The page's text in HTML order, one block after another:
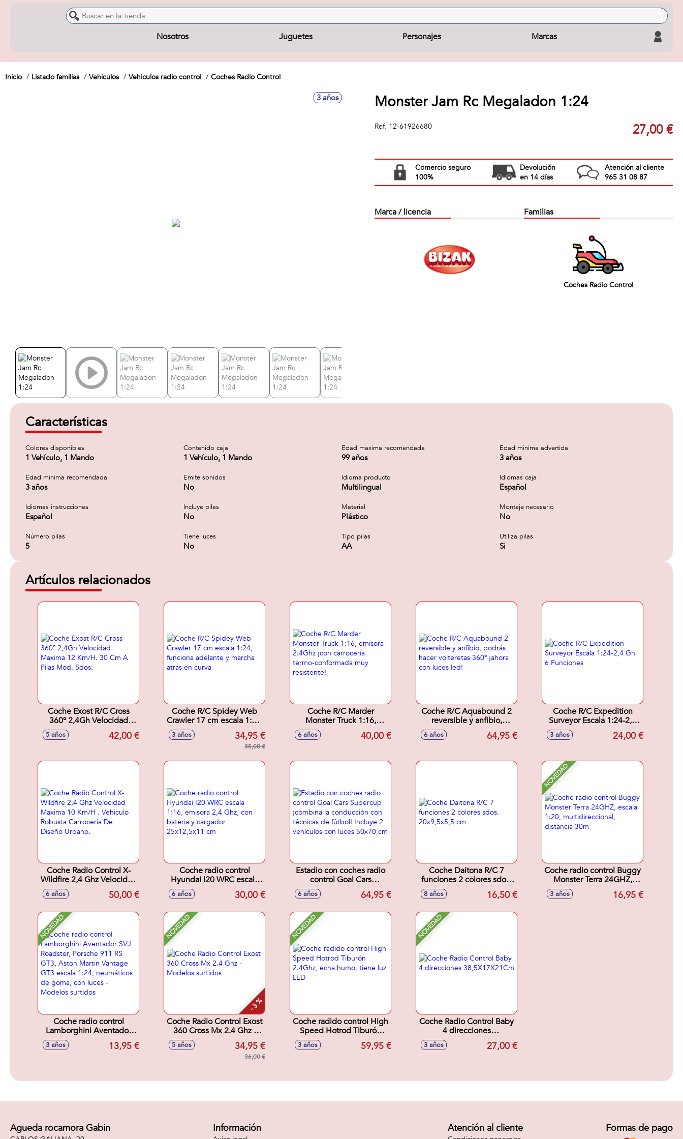
Nosotros Juguetes Personajes Marcas
Inicio Listado familias Vehiculos Vehiculos radio control Coches Radio Control
3 años Monster Jam Rc Megaladon 1:24
Ref. 12-61926680 27,00 €
Comercio seguro
100%
Devolución
en 14 días
Atención al cliente
965 31 08 87
Marca / licencia Familias
Coches Radio Control
Características
Colores disponibles
1 Vehículo, 1 Mando
Contenido caja
1 Vehículo, 1 Mando
Edad maxima recomendada
99 años
Edad minima advertida
3 años
Edad minima recomendada
3 años
Emite sonidos
No
Idioma producto
Multilingual
Idiomas caja
Español
Idiomas instrucciones
Español
Incluye pilas
No
Material
Plástico
Montaje necesario
No
Número pilas
5
Tiene luces
No
Tipo pilas
AA
Utiliza pilas
Si
Artículos relacionados
Coche Exost R/C Cross
360º 2,4Gh Velocidad
Maxima 12 Km/H. 30 Cm
A Pilas Mod. Sdos.
5 años 42,00 €
Coche R/C Spidey Web
Crawler 17 cm escala 1:24,
funciona adelante y
marcha atrás en curva
3 años 34,95 €
35,00 €
Coche R/C Marder
Monster Truck 1:16,
emisora 2.4Ghz ¡con
carrocería termo-
6 años 40,00 €
Coche R/C Aquabound 2
reversible y anfibio,
podrás hacer volteretas
360º ¡ahora con luces led!
6 años 64,95 €
Coche R/C Expedition
Surveyor Escala 1:24-2,4
Gh 6 Funciones
3 años 24,00 €
Coche Radio Control X-
Wildfire 2,4 Ghz Velocidad
Maxima 10 Km/H .
Vehiculo Robusta
6 años 50,00 €
Coche radio control
Hyundai I20 WRC escala
1:16, emisora 2,4 Ghz, con
bateria y cargador
6 años 30,00 €
Estadio con coches radio
control Goal Cars
Supercup ¡combina la
conducción con técnicas
vehículos con luces 50x70
6 años 64,95 €
Coche Daitona R/C 7
funciones 2 colores sdos.
20x9,5x5,5 cm
8 años 16,50 €
NOVEDAD
Coche radio control Buggy
Monster Terra 24GHZ,
escala 1:20,
multidireccional, distancia
3 años 16,95 €
NOVEDAD
Coche radio control
Lamborghini Aventador
SVJ Roadster, Porsche 911
RS GT3, Aston Martin
3 años 13,95 €
NOVEDAD
- 3 %
Coche Radio Control Exost
360 Cross Mx 2.4 Ghz -
Modelos surtidos
5 años 34,95 €
36,00 €
NOVEDAD
Coche radido control High
Speed Hotrod Tiburón
2.4Ghz, echa humo, tiene
3 años 59,95 €
NOVEDAD
Coche Radio Control Baby
4 direcciones
38,5X17X21Cm
3 años 27,00 €
Agueda rocamora Gabin Información Atención al cliente Formas de pago